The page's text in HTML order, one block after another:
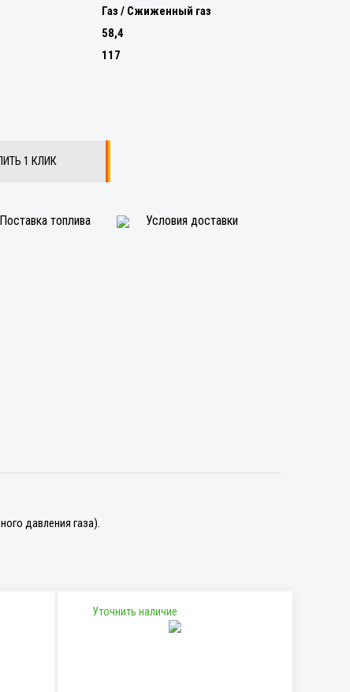
Газ / Сжиженный газ
58,4
117
1 КЛИК
Поставка топлива Условия доставки
давления газа).
Уточнить наличие